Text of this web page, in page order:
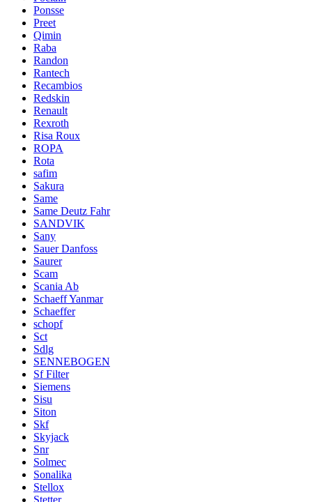
Ponsse
Preet
Qimin
Raba
Randon
Rantech
Recambios
Redskin
Renault
Rexroth
Risa Roux
ROPA
Rota
safim
Sakura
Same
Same Deutz Fahr
SANDVIK
Sany
Sauer Danfoss
Saurer
Scam
Scania Ab
Schaeff Yanmar
Schaeffer
schopf
Sct
Sdlg
SENNEBOGEN
Sf Filter
Siemens
Sisu
Siton
Skf
Skyjack
Snr
Solmec
Sonalika
Stellox
Stetter